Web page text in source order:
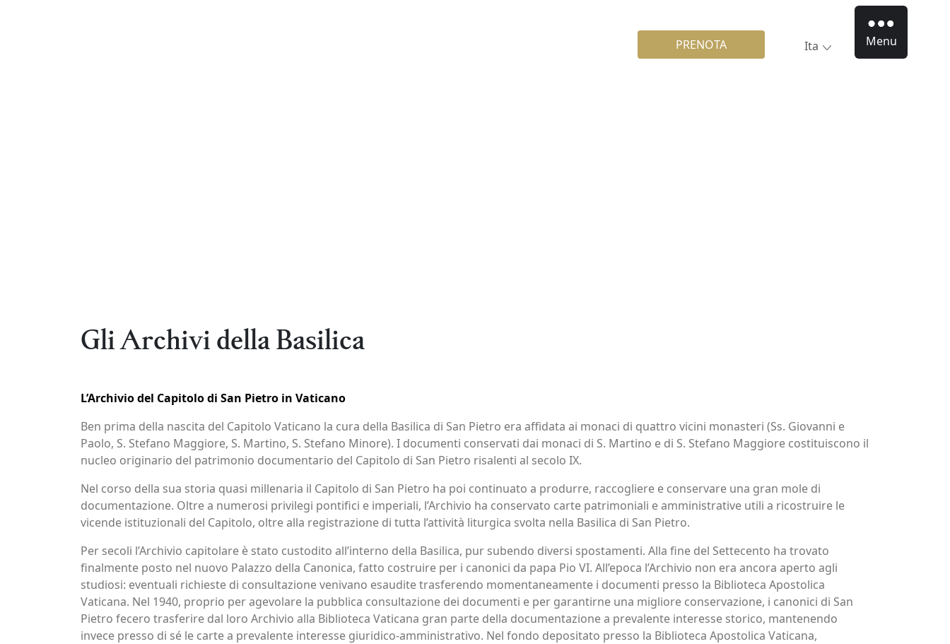
PRENOTA Ita Menu
Gli Archivi della Basilica
L’Archivio del Capitolo di San Pietro in Vaticano
Ben prima della nascita del Capitolo Vaticano la cura della Basilica di San Pietro era affidata ai monaci di quattro vicini monasteri (Ss. Giovanni e
Paolo, S. Stefano Maggiore, S. Martino, S. Stefano Minore). I documenti conservati dai monaci di S. Martino e di S. Stefano Maggiore costituiscono il
nucleo originario del patrimonio documentario del Capitolo di San Pietro risalenti al secolo IX.
Nel corso della sua storia quasi millenaria il Capitolo di San Pietro ha poi continuato a produrre, raccogliere e conservare una gran mole di
documentazione. Oltre a numerosi privilegi pontifici e imperiali, l’Archivio ha conservato carte patrimoniali e amministrative utili a ricostruire le
vicende istituzionali del Capitolo, oltre alla registrazione di tutta l’attività liturgica svolta nella Basilica di San Pietro.
Per secoli l’Archivio capitolare è stato custodito all’interno della Basilica, pur subendo diversi spostamenti. Alla fine del Settecento ha trovato
finalmente posto nel nuovo Palazzo della Canonica, fatto costruire per i canonici da papa Pio VI. All’epoca l’Archivio non era ancora aperto agli
studiosi: eventuali richieste di consultazione venivano esaudite trasferendo momentaneamente i documenti presso la Biblioteca Apostolica
Vaticana. Nel 1940, proprio per agevolare la pubblica consultazione dei documenti e per garantirne una migliore conservazione, i canonici di San
Pietro fecero trasferire dal loro Archivio alla Biblioteca Vaticana gran parte della documentazione a prevalente interesse storico, mantenendo
invece presso di sé le carte a prevalente interesse giuridico-amministrativo. Nel fondo depositato presso la Biblioteca Apostolica Vaticana,